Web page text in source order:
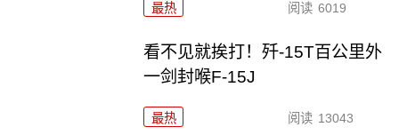
最热 阅读 6019
看不见就挨打！歼-15T百公里外
一剑封喉F-15J
最热 阅读 13043